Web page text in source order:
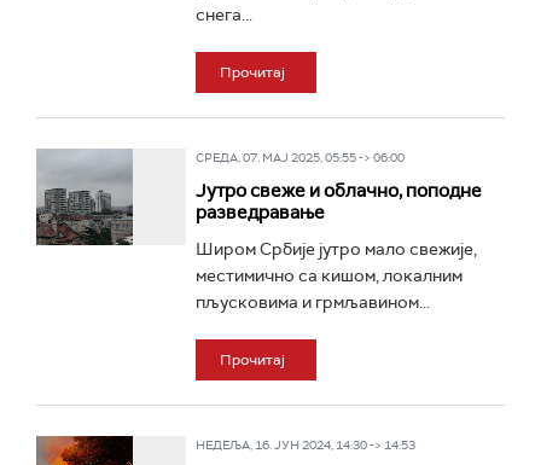
снега...
Прочитај
СРЕДА, 07. МАЈ 2025, 05:55 -> 06:00
Јутро свеже и облачно, поподне
разведравање
Широм Србије јутро мало свежије,
местимично са кишом, локалним
пљусковима и грмљавином...
Прочитај
НЕДЕЉА, 16. ЈУН 2024, 14:30 -> 14:53